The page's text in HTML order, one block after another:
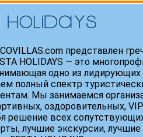
представлен
HOLIDAYS — это
одно из
полный спектр
Мы занимаемся
оздоровительных,
решение всех
лучшие экскурсии, лучшие